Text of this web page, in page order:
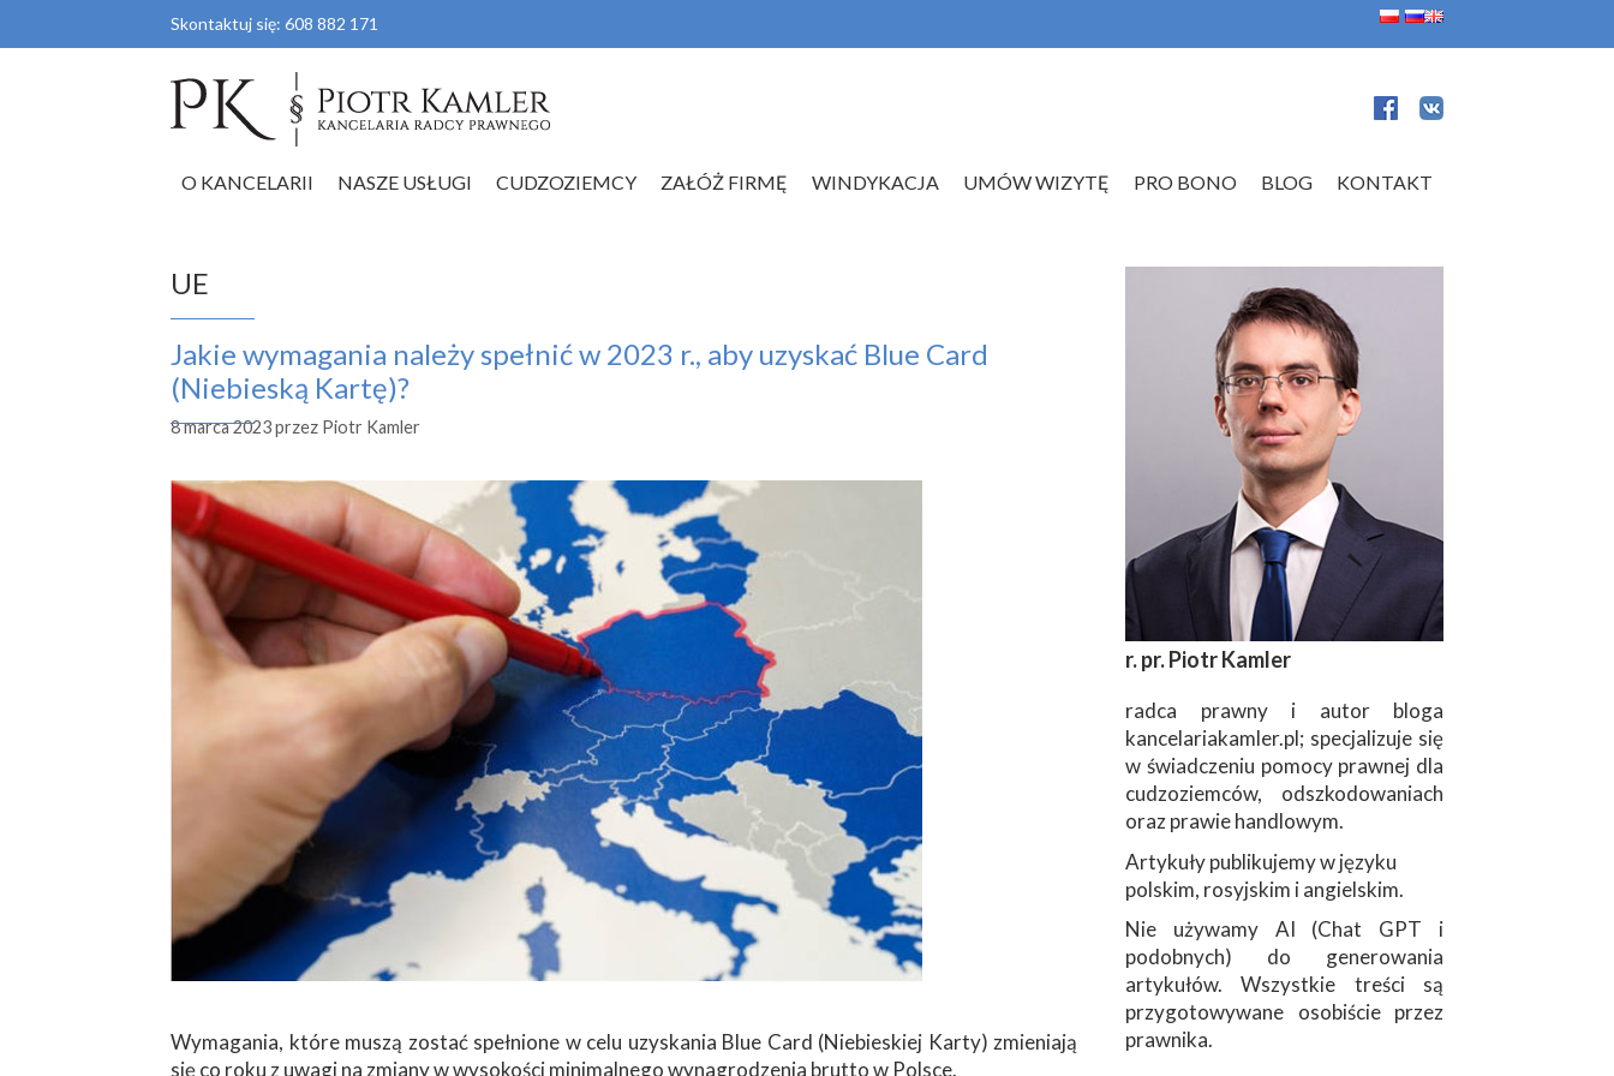
Skontaktuj się: 608 882 171
O KANCELARII NASZE USŁUGI CUDZOZIEMCY ZAŁÓŻ FIRMĘ WINDYKACJA UMÓW WIZYTĘ PRO BONO BLOG KONTAKT
UE
Jakie wymagania należy spełnić w 2023 r., aby uzyskać Blue Card
(Niebieską Kartę)?
8 marca 2023przez Piotr Kamler
Wymagania, które muszą zostać spełnione w celu uzyskania Blue Card (Niebieskiej Karty) zmieniają
się co roku z uwagi na zmiany w wysokości minimalnego wynagrodzenia brutto w Polsce.
r. pr. Piotr Kamler
radca prawny i autor bloga
kancelariakamler.pl; specjalizuje się
w świadczeniu pomocy prawnej dla
cudzoziemców, odszkodowaniach
oraz prawie handlowym.
Artykuły publikujemy w języku
polskim, rosyjskim i angielskim.
Nie używamy AI (Chat GPT i
podobnych) do generowania
artykułów. Wszystkie treści są
przygotowywane osobiście przez
prawnika.